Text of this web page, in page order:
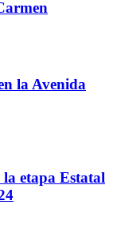
la Avenida
etapa Estatal